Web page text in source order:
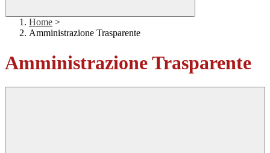
Home >
Amministrazione Trasparente
Amministrazione Trasparente